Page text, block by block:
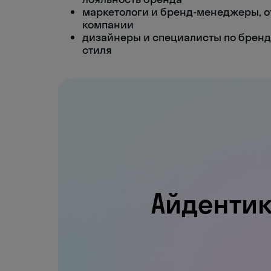
маркетологи и бренд-менеджеры,
компании
дизайнеры и специалисты по
стиля